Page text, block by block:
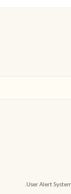
User Alert